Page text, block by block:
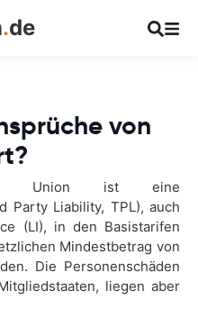
.de
von
Union ist eine
Party Liability, TPL), auch
(LI), in den Basistarifen
Mindestbetrag von
Die Personenschäden
liegen aber